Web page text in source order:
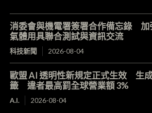
消委會與機電署簽署合作備忘錄 加
氣體用具聯合測試與資訊交流
科技新聞 2026-08-04
歐盟 AI 透明性新規定正式生效 生
籤 違者最高罰全球營業額 3%
A.I. 2026-08-04